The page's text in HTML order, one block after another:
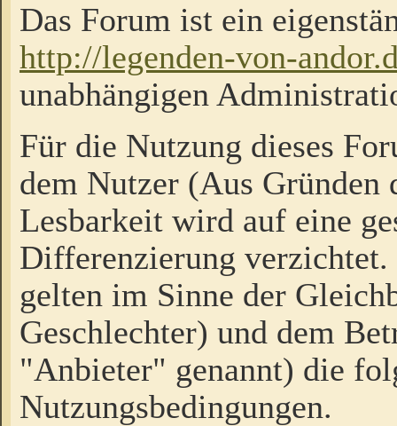
Das Forum ist ein
http://legenden-von-
unabhängigen
Für die Nutzung dieses
dem Nutzer (Aus Gründen
Lesbarkeit wird auf eine
Differenzierung
gelten im Sinne der
Geschlechter) und dem
"Anbieter" genannt) die
Nutzungsbedingungen.